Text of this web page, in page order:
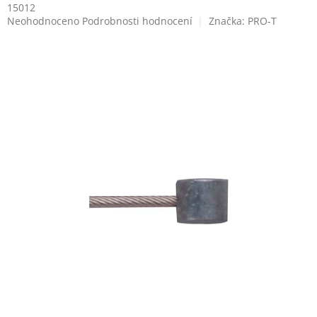
15012
Průměrné
Neohodnoceno Podrobnosti hodnocení Značka: PRO-T